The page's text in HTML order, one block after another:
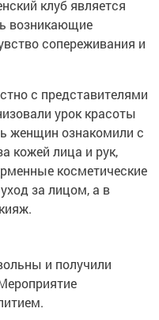
клуб является
возникающие
сопереживания и
с представителями
урок красоты
женщин ознакомили с
кожей лица и рук,
косметические
за лицом, а в
и получили